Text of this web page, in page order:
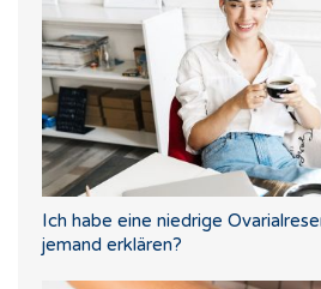
Ich habe eine niedrige
jemand erklären?